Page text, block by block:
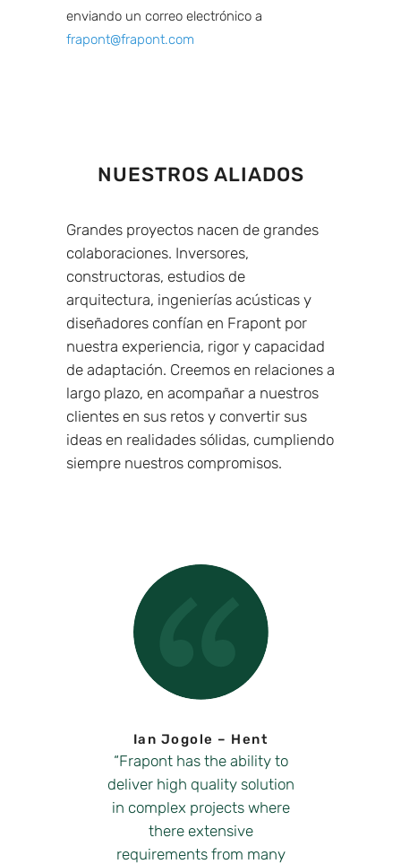
enviando un correo electrónico a
frapont@frapont.com
NUESTROS ALIADOS
Grandes proyectos nacen de grandes
colaboraciones. Inversores,
constructoras, estudios de
arquitectura, ingenierías acústicas y
diseñadores confían en Frapont por
nuestra experiencia, rigor y capacidad
de adaptación. Creemos en relaciones a
largo plazo, en acompañar a nuestros
clientes en sus retos y convertir sus
ideas en realidades sólidas, cumpliendo
siempre nuestros compromisos.
Ian Jogole – Hent
“Frapont has the ability to
deliver high quality solution
in complex projects where
there extensive
requirements from many